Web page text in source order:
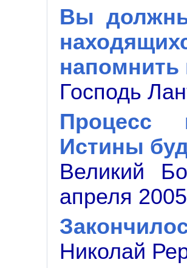
Вы
Господь
Процесс
Истины
Великий
апреля
Николай